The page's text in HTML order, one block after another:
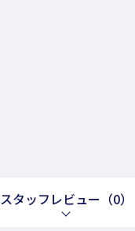
スタッフレビュー （0）